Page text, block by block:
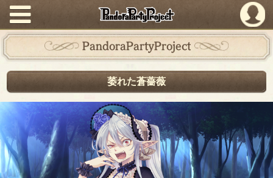
PandoraPartyProject
PandoraPartyProject
萎れた蒼薔薇